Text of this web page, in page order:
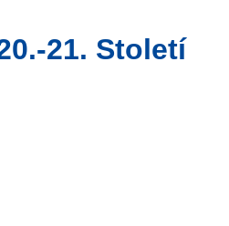
21. Století